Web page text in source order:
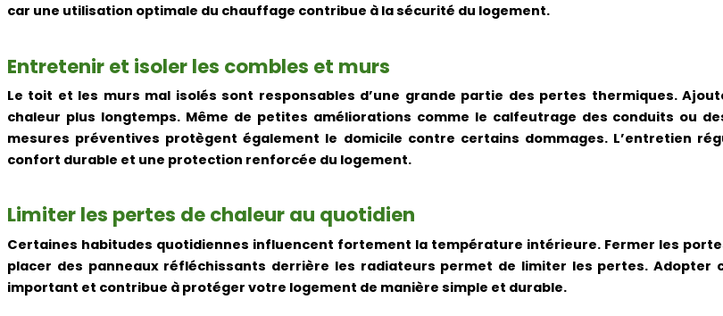
car une utilisation optimale du chauffage contribue à la sécurité du logement.
Entretenir et isoler les combles et murs
Le toit et les murs mal isolés sont responsables d’une grande partie des pertes thermiques.
chaleur plus longtemps. Même de petites améliorations comme le calfeutrage des conduits ou
mesures préventives protègent également le domicile contre certains dommages. L’entretien
confort durable et une protection renforcée du logement.
Limiter les pertes de chaleur au quotidien
Certaines habitudes quotidiennes influencent fortement la température intérieure. Fermer les
placer des panneaux réfléchissants derrière les radiateurs permet de limiter les pertes.
important et contribue à protéger votre logement de manière simple et durable.